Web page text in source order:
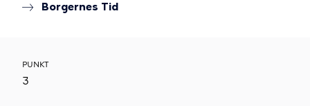
Borgernes Tid
PUNKT
3